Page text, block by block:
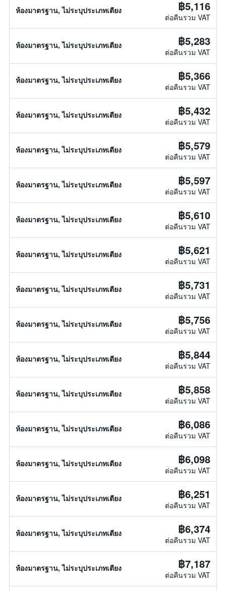
ห้องมาตรฐาน, ไม่ระบุประเภทเตียง ฿5,116
ต่อคืนรวม VAT
ห้องมาตรฐาน, ไม่ระบุประเภทเตียง ฿5,283
ต่อคืนรวม VAT
ห้องมาตรฐาน, ไม่ระบุประเภทเตียง ฿5,366
ต่อคืนรวม VAT
ห้องมาตรฐาน, ไม่ระบุประเภทเตียง ฿5,432
ต่อคืนรวม VAT
ห้องมาตรฐาน, ไม่ระบุประเภทเตียง ฿5,579
ต่อคืนรวม VAT
ห้องมาตรฐาน, ไม่ระบุประเภทเตียง ฿5,597
ต่อคืนรวม VAT
ห้องมาตรฐาน, ไม่ระบุประเภทเตียง ฿5,610
ต่อคืนรวม VAT
ห้องมาตรฐาน, ไม่ระบุประเภทเตียง ฿5,621
ต่อคืนรวม VAT
ห้องมาตรฐาน, ไม่ระบุประเภทเตียง ฿5,731
ต่อคืนรวม VAT
ห้องมาตรฐาน, ไม่ระบุประเภทเตียง ฿5,756
ต่อคืนรวม VAT
ห้องมาตรฐาน, ไม่ระบุประเภทเตียง ฿5,844
ต่อคืนรวม VAT
ห้องมาตรฐาน, ไม่ระบุประเภทเตียง ฿5,858
ต่อคืนรวม VAT
ห้องมาตรฐาน, ไม่ระบุประเภทเตียง ฿6,086
ต่อคืนรวม VAT
ห้องมาตรฐาน, ไม่ระบุประเภทเตียง ฿6,098
ต่อคืนรวม VAT
ห้องมาตรฐาน, ไม่ระบุประเภทเตียง ฿6,251
ต่อคืนรวม VAT
ห้องมาตรฐาน, ไม่ระบุประเภทเตียง ฿6,374
ต่อคืนรวม VAT
ห้องมาตรฐาน, ไม่ระบุประเภทเตียง ฿7,187
ต่อคืนรวม VAT